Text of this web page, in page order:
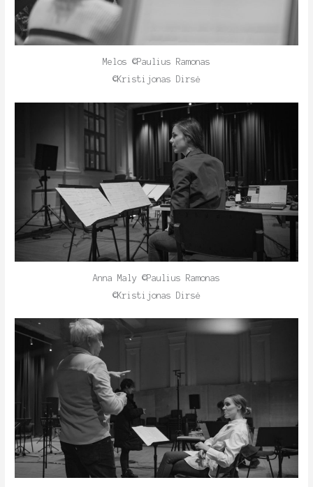
Melos ©Paulius Ramonas
©Kristijonas Dirsė
Anna Maly ©Paulius Ramonas
©Kristijonas Dirsė